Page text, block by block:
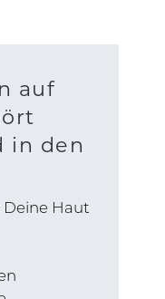
auf
in den
Deine Haut